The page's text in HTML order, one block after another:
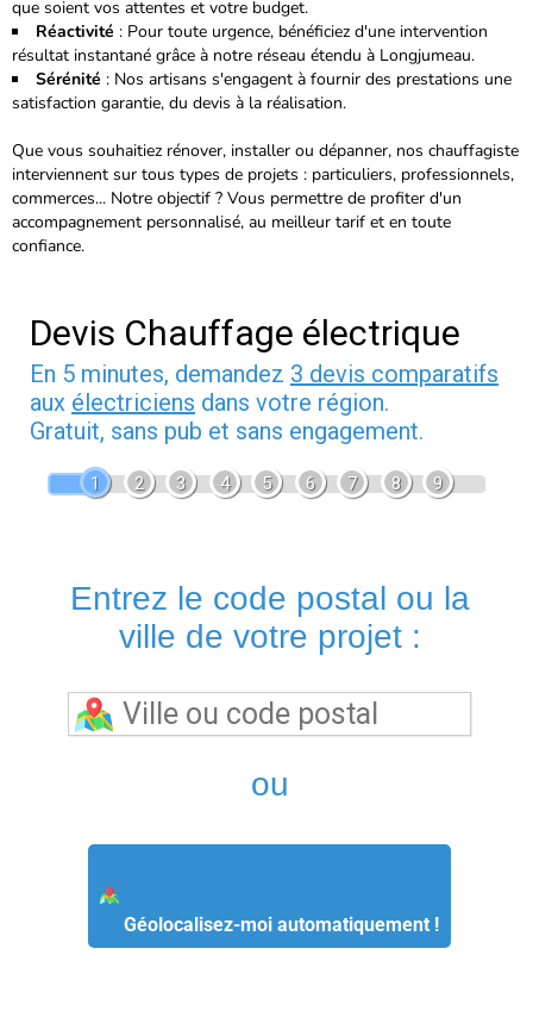
que soient vos attentes et votre budget.
Réactivité : Pour toute urgence, bénéficiez d'une intervention
résultat instantané grâce à notre réseau étendu à Longjumeau.
Sérénité : Nos artisans s'engagent à fournir des prestations une
satisfaction garantie, du devis à la réalisation.
Que vous souhaitiez rénover, installer ou dépanner, nos chauffagiste
interviennent sur tous types de projets : particuliers, professionnels,
commerces... Notre objectif ? Vous permettre de profiter d'un
accompagnement personnalisé, au meilleur tarif et en toute
confiance.
Devis Chauffage électrique
En 5 minutes, demandez 3 devis comparatifs
aux électriciens dans votre région.
Gratuit, sans pub et sans engagement.
1 2 3 4 5 6 7 8 9
Entrez le code postal ou la
ville de votre projet :
ou
Géolocalisez-moi automatiquement !